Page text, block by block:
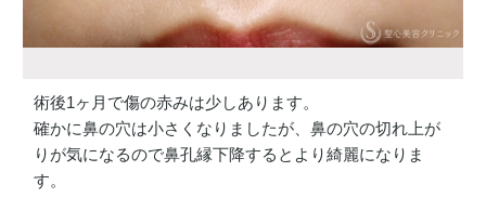
術後1ヶ月で傷の赤みは少しあります。
確かに鼻の穴は小さくなりましたが、鼻の穴の切れ上が
りが気になるので鼻孔縁下降するとより綺麗になりま
す。